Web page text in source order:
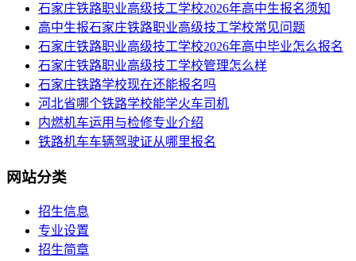
​石家庄铁路职业高级技工学校2026年高中生报名须知
高中生报石家庄铁路职业高级技工学校常见问题
石家庄铁路职业高级技工学校2026年高中毕业怎么报名
石家庄铁路职业高级技工学校管理怎么样
石家庄铁路学校现在还能报名吗
河北省哪个铁路学校能学火车司机
内燃机车运用与检修专业介绍
铁路机车车辆驾驶证从哪里报名
网站分类
招生信息
专业设置
招生简章